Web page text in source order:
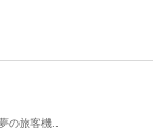
の旅客機..